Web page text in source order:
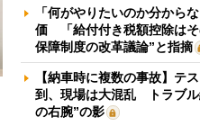
「何がやりたいのか分から
価 「給付付き税額控除はそ
保障制度の改革議論”と指摘
【納車時に複数の事故】テ
到、現場は大混乱 トラブル
の右腕”の影